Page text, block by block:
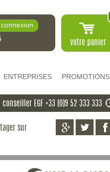
votre panier
ENTREPRISES PROMOTIONS
conseiller EGF +33 (0)9 52 333 333
sur